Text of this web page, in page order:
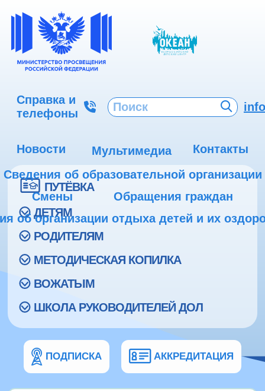
Справка и
телефоны
Новости Мультимедиа
Контакты
Сведения об образовательной организации
Смены
Обращения граждан
об организации отдыха детей и их
ПУТЁВКА
ДЕТЯМ
РОДИТЕЛЯМ
МЕТОДИЧЕСКАЯ КОПИЛКА
ВОЖАТЫМ
ШКОЛА РУКОВОДИТЕЛЕЙ ДОЛ
ПОДПИСКА АККРЕДИТАЦИЯ